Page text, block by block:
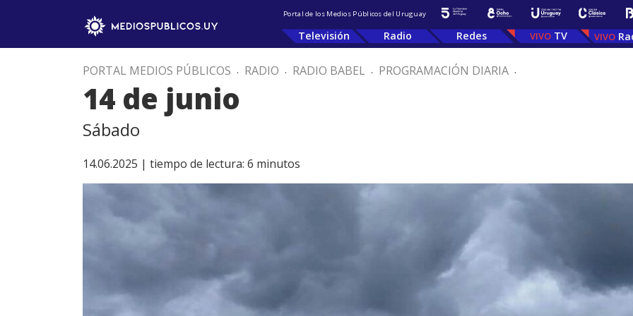
Portal de los Medios Públicos del Uruguay
Televisión Radio Redes TV
PORTAL MEDIOS PÚBLICOS . RADIO . RADIO BABEL . PROGRAMACIÓN DIARIA .
14 de junio
Sábado
14.06.2025 | tiempo de lectura: 6 minutos